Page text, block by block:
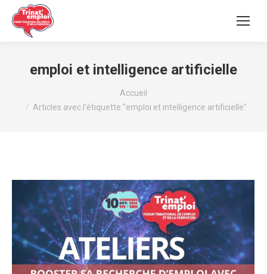
emploi et intelligence artificielle
Accueil
Articles avec l’étiquette "emploi et intelligence artificielle"